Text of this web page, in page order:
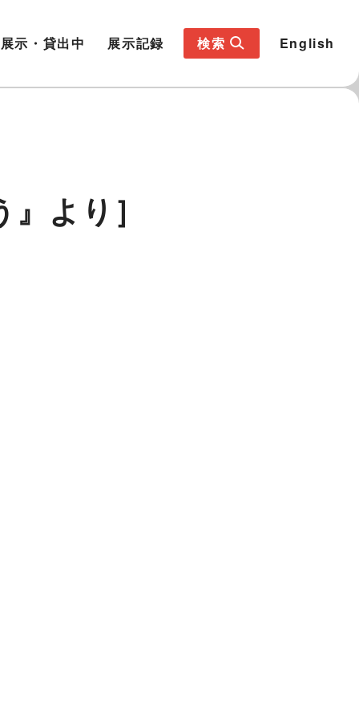
展示・貸出中 展示記録 検索 English
より］